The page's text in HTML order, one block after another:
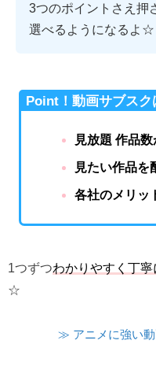
3つのポイントさえ押
選べるようになるよ☆
Point！動画サブス
見放題 作品
見たい作品を
各社のメリッ
1つずつわかりやすく丁寧
☆
≫ アニメに強い